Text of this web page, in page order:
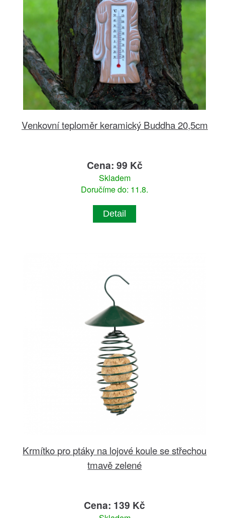
Venkovní teploměr keramický Buddha 20,5cm
Cena: 99 Kč
Skladem
Doručíme do: 11.8.
Detail
Krmítko pro ptáky na lojové koule se střechou
tmavě zelené
Cena: 139 Kč